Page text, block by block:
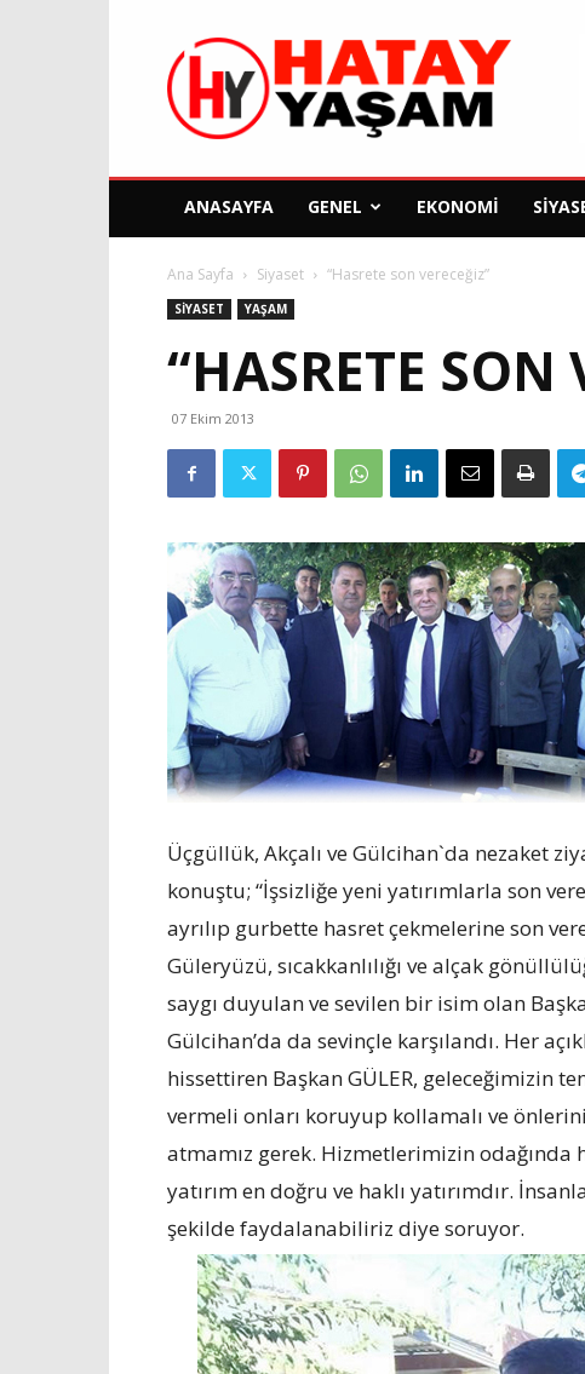
Hatay
Yaşam
Gazetesi
ANASAYFA GENEL EKONOMI
Ana Sayfa Siyaset
SIYASET YAŞAM
07 Ekim 2013
Üçgüllük, Akçalı ve Gülcihan`da nezaket
konuştu; “İşsizliğe yeni yatırımlarla son
ayrılıp gurbette hasret çekmelerine son
Güleryüzü, sıcakkanlılığı ve alçak
saygı duyulan ve sevilen bir isim olan
Gülcihan’da da sevinçle karşılandı. Her
hissettiren Başkan GÜLER, geleceğimizin
vermeli onları koruyup kollamalı ve
atmamız gerek. Hizmetlerimizin odağında
yatırım en doğru ve haklı yatırımdır.
şekilde faydalanabiliriz diye soruyor.